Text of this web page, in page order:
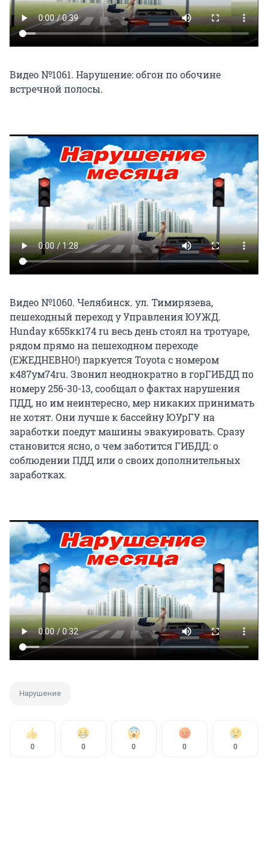
Видео №1061. Нарушение: обгон по обочине
встречной полосы.
Видео №1060. Челябинск. ул. Тимирязева,
пешеходный переход у Управления ЮУЖД.
Hunday к655кк174 ru весь день стоял на тротуаре,
рядом прямо на пешеходном переходе
(ЕЖЕДНЕВНО!) паркуется Toyota с номером
к487ум74ru. Звонил неоднократно в горГИБДД по
номеру 256-30-13, сообщал о фактах нарушения
ПДД, но им неинтересно, мер никаких принимать
не хотят. Они лучше к бассейну ЮУрГУ на
заработки поедут машины эвакуировать. Сразу
становится ясно, о чем заботится ГИБДД: о
соблюдении ПДД или о своих дополнительных
заработках.
Нарушение
0 0 0 0 0